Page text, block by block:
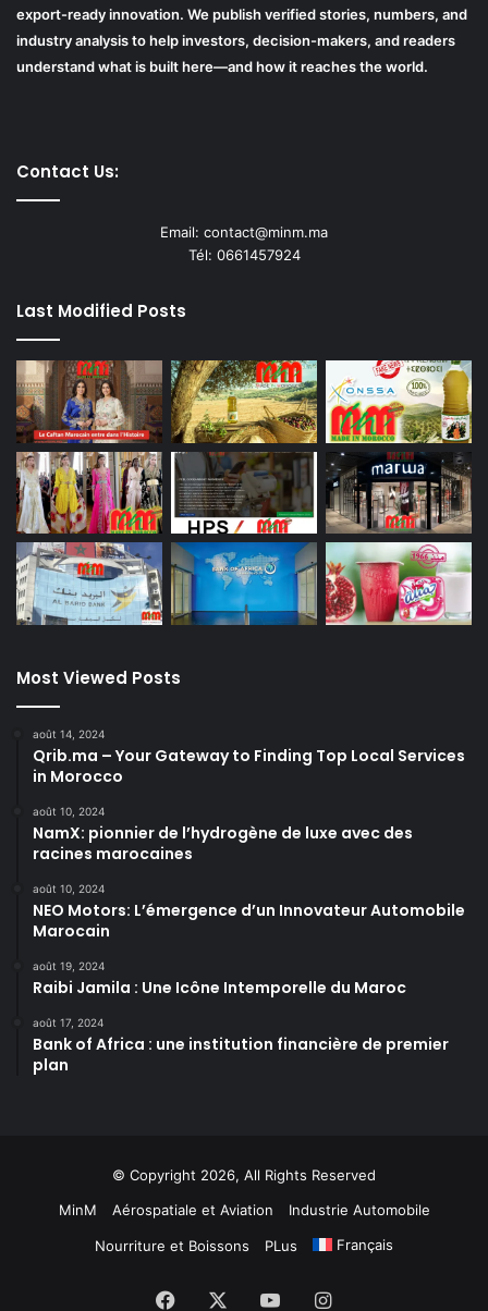
export-ready innovation. We publish verified stories, numbers, and
industry analysis to help investors, decision-makers, and readers
understand what is built here—and how it reaches the world.
Contact Us:
Email: contact@minm.ma
Tél: 0661457924
Last Modified Posts
Most Viewed Posts
août 14, 2024
Qrib.ma – Your Gateway to Finding Top Local Services
in Morocco
août 10, 2024
NamX: pionnier de l’hydrogène de luxe avec des
racines marocaines
août 10, 2024
NEO Motors: L’émergence d’un Innovateur Automobile
Marocain
août 19, 2024
Raibi Jamila : Une Icône Intemporelle du Maroc
août 17, 2024
Bank of Africa : une institution financière de premier
plan
© Copyright 2026, All Rights Reserved
MinM
Aérospatiale et Aviation Industrie Automobile
Nourriture et Boissons PLus Français
Facebook YouTubeInstagram